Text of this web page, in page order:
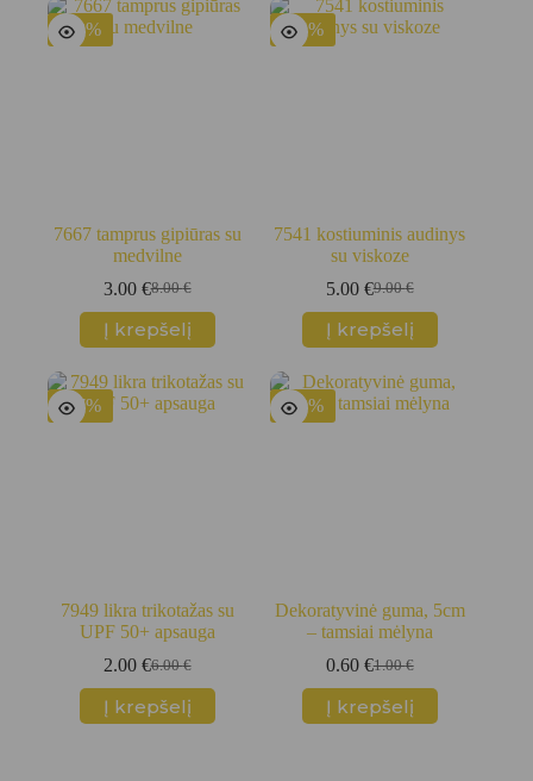
-63%
7667 tamprus gipiūras su
medvilne
8.00€
Original
price
was:
3.00 €Current
price
is:
Į krepšelį
-44%
7541 kostiuminis audinys
su viskoze
9.00€
Original
price
was:
5.00 €Current
price
is:
Į krepšelį
-67%
7949 likra trikotažas su
UPF 50+ apsauga
6.00€
Original
price
was:
2.00 €Current
price
is:
Į krepšelį
-40%
Dekoratyvinė guma, 5cm
– tamsiai mėlyna
1.00€
Original
price
was:
0.60 €Current
price
is:
Į krepšelį